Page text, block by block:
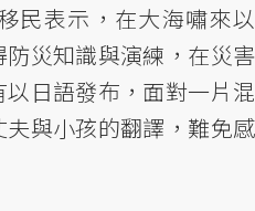
民表示，在大海嘯來以
災知識與演練，在災害
日語發布，面對一片混
與小孩的翻譯，難免感